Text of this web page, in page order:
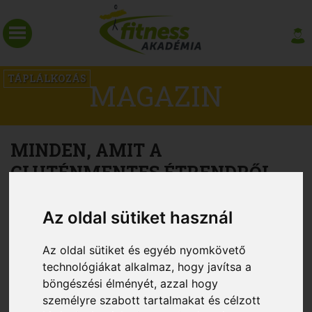
Az oldal sütiket használ
Az oldal sütiket és egyéb nyomkövető
technológiákat alkalmaz, hogy javítsa a
böngészési élményét, azzal hogy
személyre szabott tartalmakat és célzott
TÁPLÁLKOZÁS MAGAZIN
MINDEN, AMIT A
GLUTÉNMENTES ÉTRENDRŐL